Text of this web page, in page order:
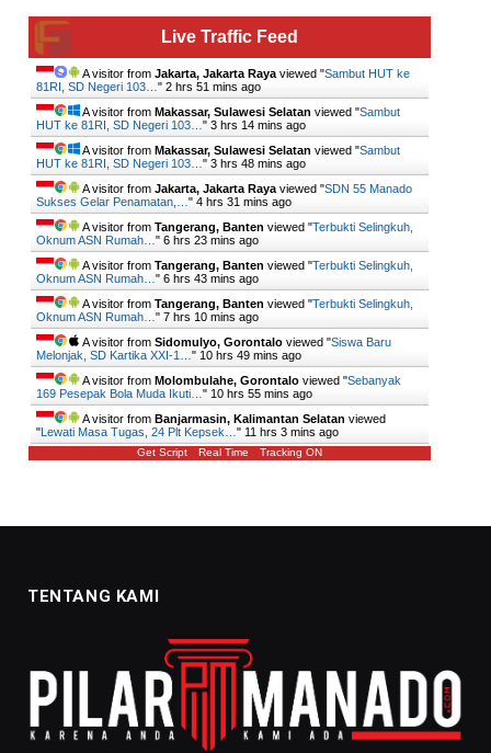
Live Traffic Feed
A visitor from Jakarta, Jakarta Raya viewed "Sambut HUT ke
81RI, SD Negeri 103… " 2 hrs 51 mins ago
A visitor from Makassar, Sulawesi Selatan viewed "Sambut
HUT ke 81RI, SD Negeri 103… " 3 hrs 14 mins ago
A visitor from Makassar, Sulawesi Selatan viewed "Sambut
HUT ke 81RI, SD Negeri 103… " 3 hrs 48 mins ago
A visitor from Jakarta, Jakarta Raya viewed "SDN 55 Manado
Sukses Gelar Penamatan,… " 4 hrs 31 mins ago
A visitor from Tangerang, Banten viewed "Terbukti Selingkuh,
Oknum ASN Rumah… " 6 hrs 23 mins ago
A visitor from Tangerang, Banten viewed "Terbukti Selingkuh,
Oknum ASN Rumah… " 6 hrs 43 mins ago
A visitor from Tangerang, Banten viewed "Terbukti Selingkuh,
Oknum ASN Rumah… " 7 hrs 10 mins ago
A visitor from Sidomulyo, Gorontalo viewed "Siswa Baru
Melonjak, SD Kartika XXI-1… " 10 hrs 49 mins ago
A visitor from Molombulahe, Gorontalo viewed "Sebanyak
169 Pesepak Bola Muda Ikuti… " 10 hrs 55 mins ago
A visitor from Banjarmasin, Kalimantan Selatan viewed
"Lewati Masa Tugas, 24 Plt Kepsek… " 11 hrs 3 mins ago
Get Script Real Time Tracking ON
TENTANG KAMI